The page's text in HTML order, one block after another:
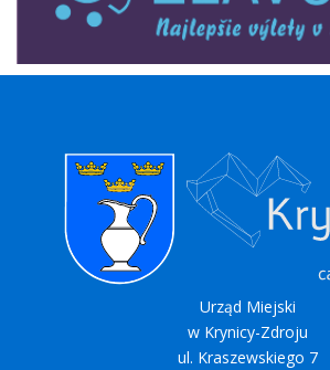
Urząd Miejski
w Krynicy-Zdroju
ul. Kraszewskiego 7